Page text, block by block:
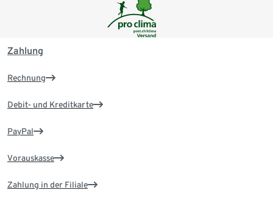
Zahlung
Rechnung
Debit- und Kreditkarte
PayPal
Vorauskasse
Zahlung in der Filiale